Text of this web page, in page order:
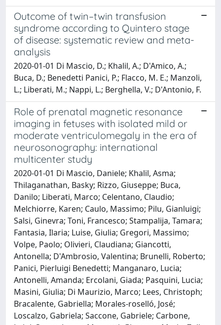
Outcome of twin–twin transfusion
syndrome according to Quintero stage
of disease: systematic review and meta-
analysis
2020-01-01 Di Mascio, D.; Khalil, A.; D'Amico, A.;
Buca, D.; Benedetti Panici, P.; Flacco, M. E.; Manzoli,
L.; Liberati, M.; Nappi, L.; Berghella, V.; D'Antonio, F.
Role of prenatal magnetic resonance
imaging in fetuses with isolated mild or
moderate ventriculomegaly in the era of
neurosonography: international
multicenter study
2020-01-01 Di Mascio, Daniele; Khalil, Asma;
Thilaganathan, Basky; Rizzo, Giuseppe; Buca,
Danilo; Liberati, Marco; Celentano, Claudio;
Melchiorre, Karen; Caulo, Massimo; Pilu, Gianluigi;
Salsi, Ginevra; Toni, Francesco; Stampalija, Tamara;
Fantasia, Ilaria; Luise, Giulia; Gregori, Massimo;
Volpe, Paolo; Olivieri, Claudiana; Giancotti,
Antonella; D'Ambrosio, Valentina; Brunelli, Roberto;
Panici, Pierluigi Benedetti; Manganaro, Lucia;
Antonelli, Amanda; Ercolani, Giada; Pasquini, Lucia;
Masini, Giulia; Di Maurizio, Marco; Lees, Christoph;
Bracalente, Gabriella; Morales‐roselló, José;
Loscalzo, Gabriela; Saccone, Gabriele; Carbone,